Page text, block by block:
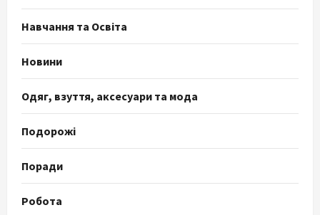
Навчання та Освіта
Новини
Одяг, взуття, аксесуари та мода
Подорожі
Поради
Робота